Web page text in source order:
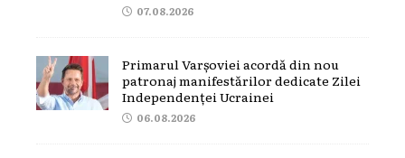
07.08.2026
Primarul Varșoviei acordă din nou
patronaj manifestărilor dedicate Zilei
Independenței Ucrainei
06.08.2026